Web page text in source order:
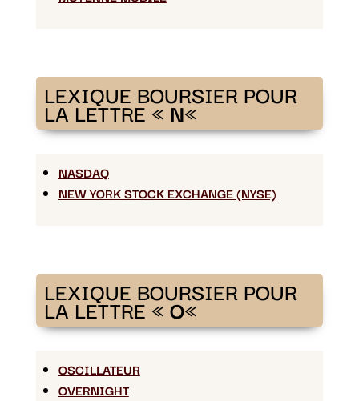
LEXIQUE BOURSIER POUR
LA LETTRE «N«
NASDAQ
NEW YORK STOCK EXCHANGE (NYSE)
LEXIQUE BOURSIER POUR
LA LETTRE «O«
OSCILLATEUR
OVERNIGHT